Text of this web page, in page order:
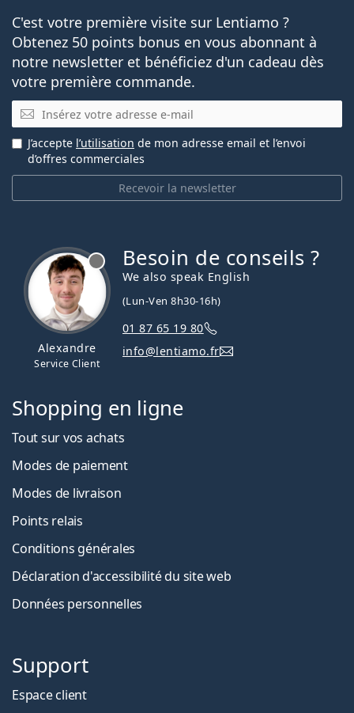
C'est votre première visite sur Lentiamo ?
Obtenez 50 points bonus en vous abonnant à
notre newsletter et bénéficiez d'un cadeau dès
votre première commande.
E-mail
Recevoir la newsletter
J’accepte l’utilisation de mon adresse email et l’envoi
d’offres commerciales
Alexandre
Service Client
Besoin de conseils ?
We also speak English
(Lun-Ven 8h30-16h)
01 87 65 19 80
info@lentiamo.fr
Shopping en ligne
Tout sur vos achats
Modes de paiement
Modes de livraison
Points relais
Conditions générales
Déclaration d'accessibilité du site web
Données personnelles
Support
Espace client